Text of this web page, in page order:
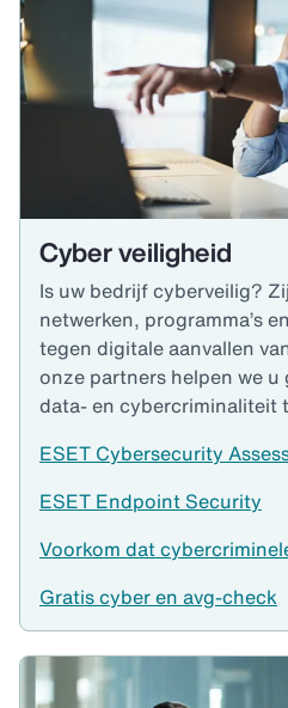
Cyber veiligheid
Is uw bedrijf cyberveilig?
netwerken, programma’s
tegen digitale aanvallen
onze partners helpen we u
data- en cybercriminaliteit
ESET Cybersecurity
ESET Endpoint Security
Voorkom dat
Gratis cyber en avg-check